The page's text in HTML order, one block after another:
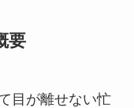
要
目が離せない忙